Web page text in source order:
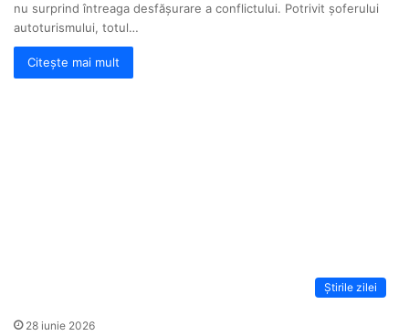
nu surprind întreaga desfășurare a conflictului. Potrivit șoferului
autoturismului, totul…
Citește mai mult
Știrile zilei
28 iunie 2026